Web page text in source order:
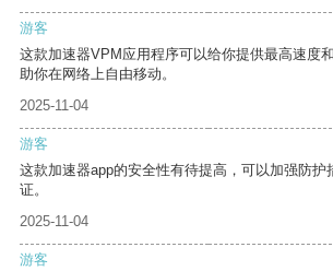
游客
这款加速器VPM应用程序可以给你提供最高速度
助你在网络上自由移动。
2025-11-04
游客
这款加速器app的安全性有待提高，可以加强防护
证。
2025-11-04
游客